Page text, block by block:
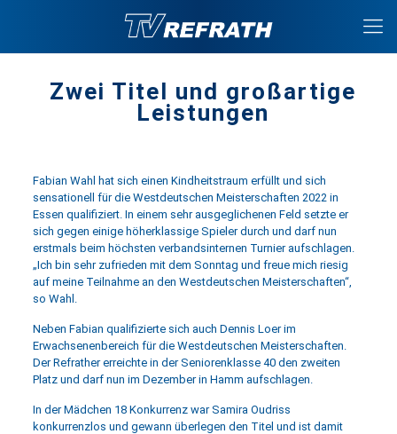
Zwei Titel und großartige
Leistungen
Fabian Wahl hat sich einen Kindheitstraum erfüllt und sich
sensationell für die Westdeutschen Meisterschaften 2022 in
Essen qualifiziert. In einem sehr ausgeglichenen Feld setzte er
sich gegen einige höherklassige Spieler durch und darf nun
erstmals beim höchsten verbandsinternen Turnier aufschlagen.
„Ich bin sehr zufrieden mit dem Sonntag und freue mich riesig
auf meine Teilnahme an den Westdeutschen Meisterschaften“,
so Wahl.
Neben Fabian qualifizierte sich auch Dennis Loer im
Erwachsenenbereich für die Westdeutschen Meisterschaften.
Der Refrather erreichte in der Seniorenklasse 40 den zweiten
Platz und darf nun im Dezember in Hamm aufschlagen.
In der Mädchen 18 Konkurrenz war Samira Oudriss
konkurrenzlos und gewann überlegen den Titel und ist damit